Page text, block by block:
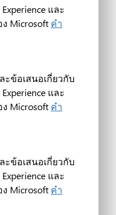
และ
Microsoft คำ
ข้อเสนอเกี่ยวกับ
และ
Microsoft คำ
ข้อเสนอเกี่ยวกับ
และ
Microsoft คำ